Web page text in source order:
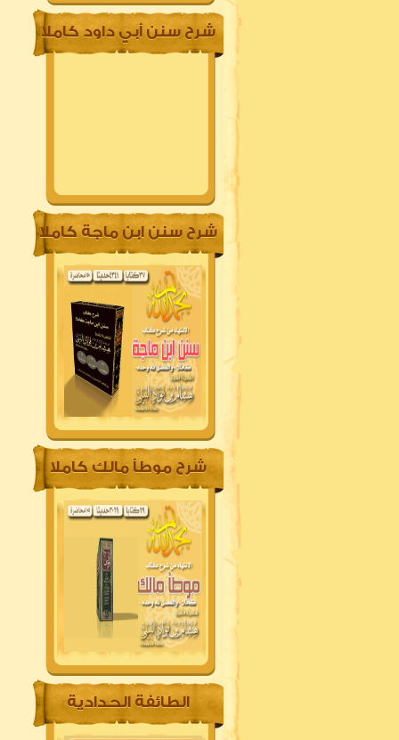
شرح سنن أبي داود كاملا
شرح سنن ابن ماجة كاملا
شرح موطأ مالك كاملا
الطائفة الحدادية